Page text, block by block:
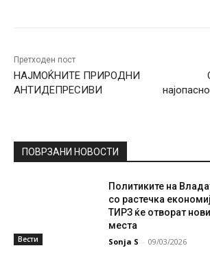
Претходен пост
НАЈМОЌНИТЕ ПРИРОДНИ
АНТИДЕПРЕСИВИ
ПОВРЗАНИ НОВОСТИ
Вести
Политиките на
со растечка
ТИРЗ ќе отворат
места
Sonja S - 09/03/2026